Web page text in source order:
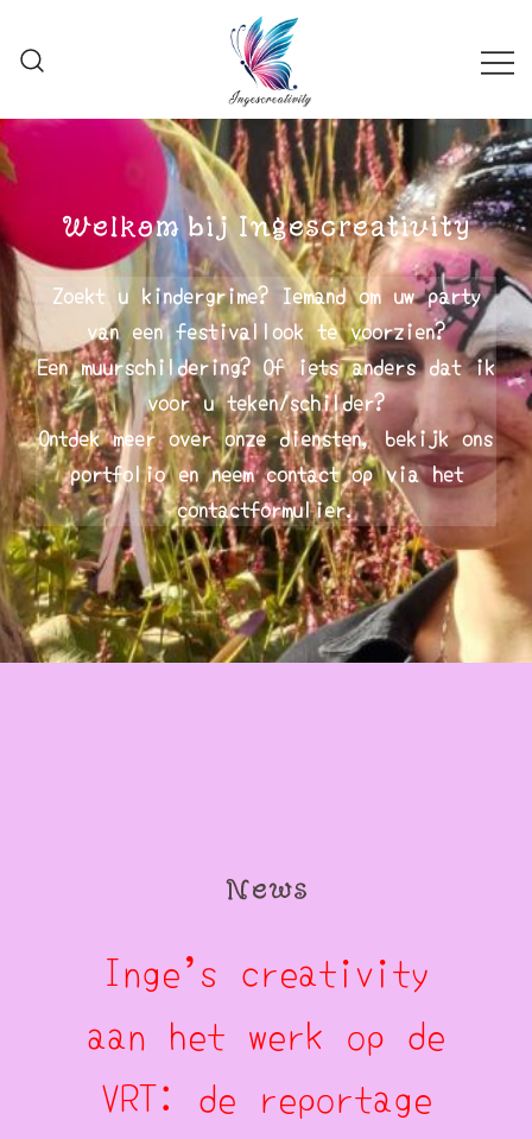
content
Ingescreativity
Welkom bij Ingescreativity
Zoekt u kindergrime? Iemand om uw party
van een festivallook te voorzien?
Een muurschildering? Of iets anders dat ik
voor u teken/schilder?
Ontdek meer over onze diensten, bekijk ons
​​portfolio en neem contact op via het
contactformulier.
News
Inge’s creativity
aan het werk op de
VRT: de reportage